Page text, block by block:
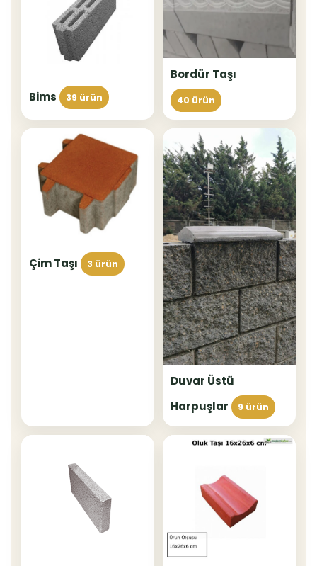
Bims 39 ürün
Bordür Taşı
40 ürün
Çim Taşı 3 ürün
Duvar Üstü
Harpuşlar
9 ürün